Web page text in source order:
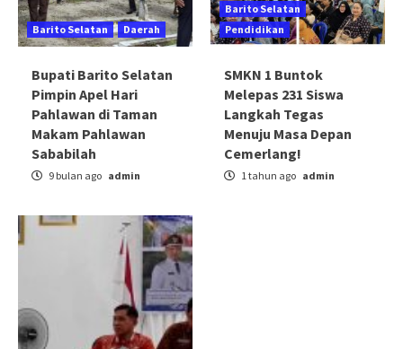
Barito Selatan Daerah
Bupati Barito Selatan
Pimpin Apel Hari
Pahlawan di Taman
Makam Pahlawan
Sababilah
9 bulan ago admin
Barito Selatan
Pendidikan
SMKN 1 Buntok
Melepas 231 Siswa
Langkah Tegas
Menuju Masa Depan
Cemerlang!
1 tahun ago admin